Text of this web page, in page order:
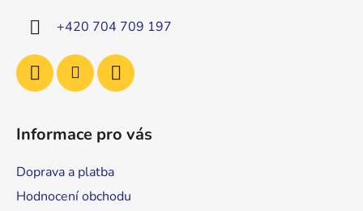
+420 704 709 197
Informace pro vás
Doprava a platba
Hodnocení obchodu